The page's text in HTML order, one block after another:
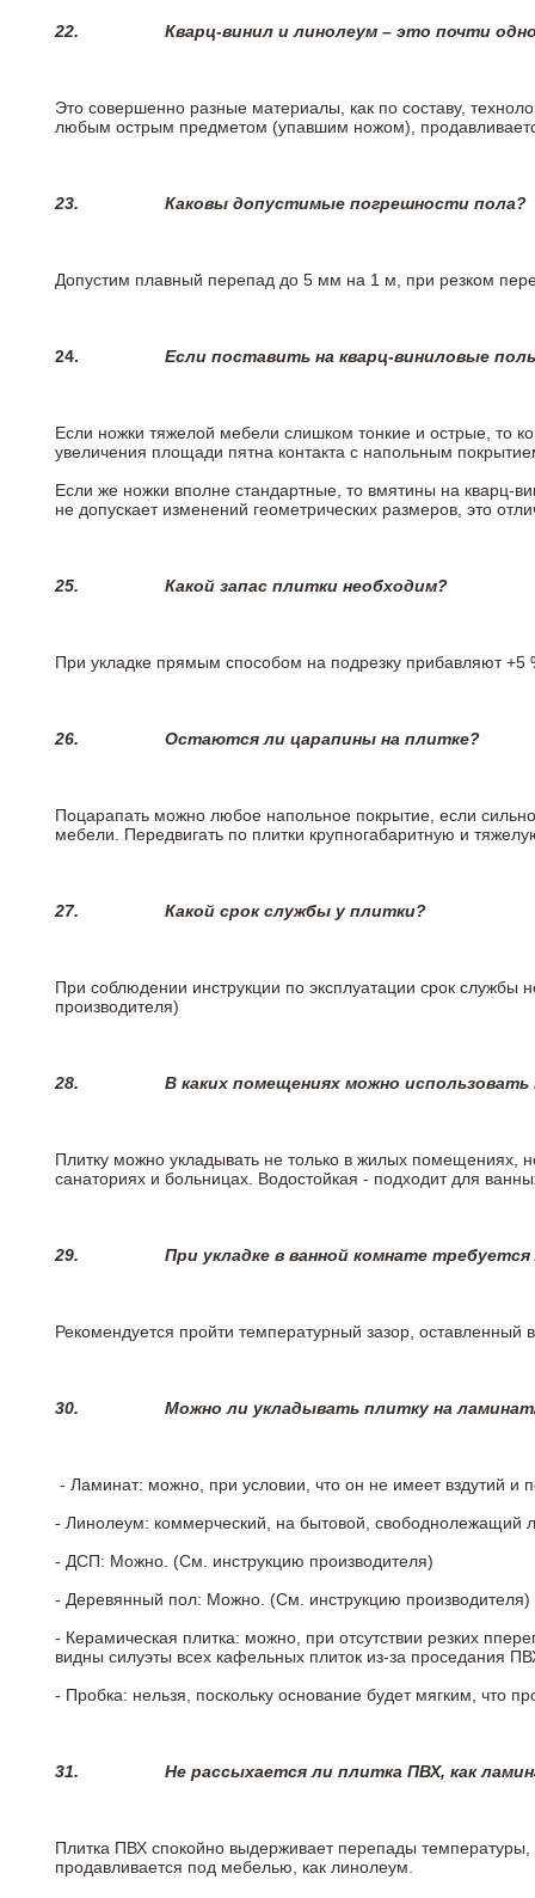
22. Кварц-винил и линолеум – это почти
Это совершенно разные материалы, как по составу,
любым острым предметом (упавшим ножом),
23. Каковы допустимые погрешности пола?
Допустим плавный перепад до 5 мм на 1 м, при резком
24. Если поставить на кварц-виниловые
Если ножки тяжелой мебели слишком тонкие и острые, то
увеличения площади пятна контакта с напольным
Если же ножки вполне стандартные, то вмятины на кварц-
не допускает изменений геометрических размеров, это
25. Какой запас плитки необходим?
При укладке прямым способом на подрезку прибавляют +5
26. Остаются ли царапины на плитке?
Поцарапать можно любое напольное покрытие, если
мебели. Передвигать по плитки крупногабаритную и
27. Какой срок службы у плитки?
При соблюдении инструкции по эксплуатации срок
производителя)
28. В каких помещениях можно
Плитку можно укладывать не только в жилых помещениях,
санаториях и больницах. Водостойкая - подходит для
29. При укладке в ванной комнате
Рекомендуется пройти температурный зазор,
30. Можно ли укладывать плитку на
- Ламинат: можно, при условии, что он не имеет вздутий
- Линолеум: коммерческий, на бытовой, свободнолежащий
- ДСП: Можно. (См. инструкцию производителя)
- Деревянный пол: Можно. (См. инструкцию производителя)
- Керамическая плитка: можно, при отсутствии резких
видны силуэты всех кафельных плиток из-за проседания
- Пробка: нельзя, поскольку основание будет мягким, что
31. Не рассыхается ли плитка ПВХ, как
Плитка ПВХ спокойно выдерживает перепады температуры,
продавливается под мебелью, как линолеум.